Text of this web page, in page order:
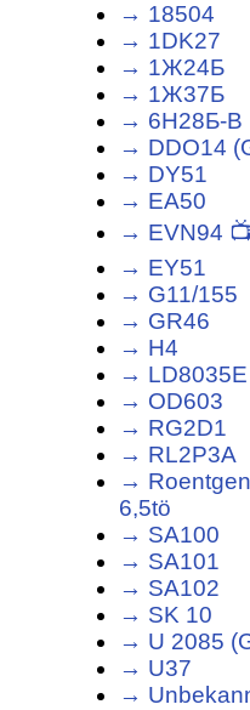
→ 18504
→ 1DK27
→ 1Ж24Б
→ 1Ж37Б
→ 6Н28Б-В
→ DDO14
→ DY51
→ EA50
→ EVN94
→ EY51
→ G11/155
→ GR46
→ H4
→ LD8035E
→ OD603
→ RG2D1
→ RL2P3A
→
6,5tö
→ SA100
→ SA101
→ SA102
→ SK 10
→ U 2085
→ U37
→